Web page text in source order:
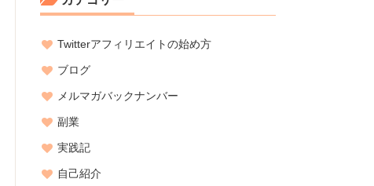
Twitterアフィリエイトの始め方
ブログ
メルマガバックナンバー
副業
実践記
自己紹介